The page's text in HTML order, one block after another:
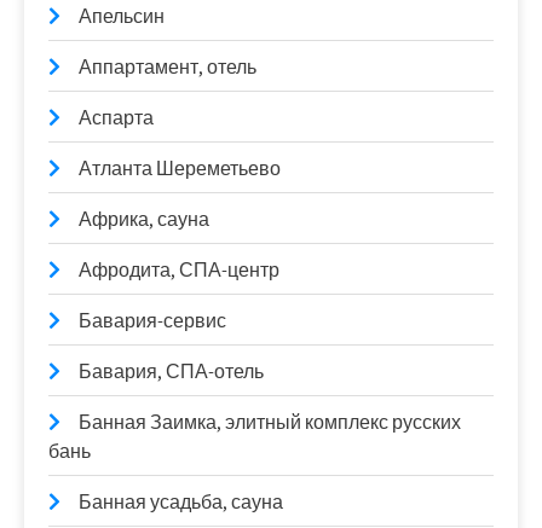
Апельсин
Аппартамент, отель
Аспарта
Атланта Шереметьево
Африка, сауна
Афродита, СПА-центр
Бавария-сервис
Бавария, СПА-отель
Банная Заимка, элитный комплекс русских
бань
Банная усадьба, сауна